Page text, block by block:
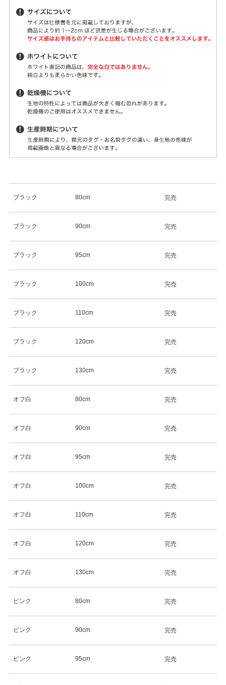
ブラック 80cm 完売
ブラック 90cm 完売
ブラック 95cm 完売
ブラック 100cm 完売
ブラック 110cm 完売
ブラック 120cm 完売
ブラック 130cm 完売
オフ白 80cm 完売
オフ白 90cm 完売
オフ白 95cm 完売
オフ白 100cm 完売
オフ白 110cm 完売
オフ白 120cm 完売
オフ白 130cm 完売
ピンク 80cm 完売
ピンク 90cm 完売
ピンク 95cm 完売